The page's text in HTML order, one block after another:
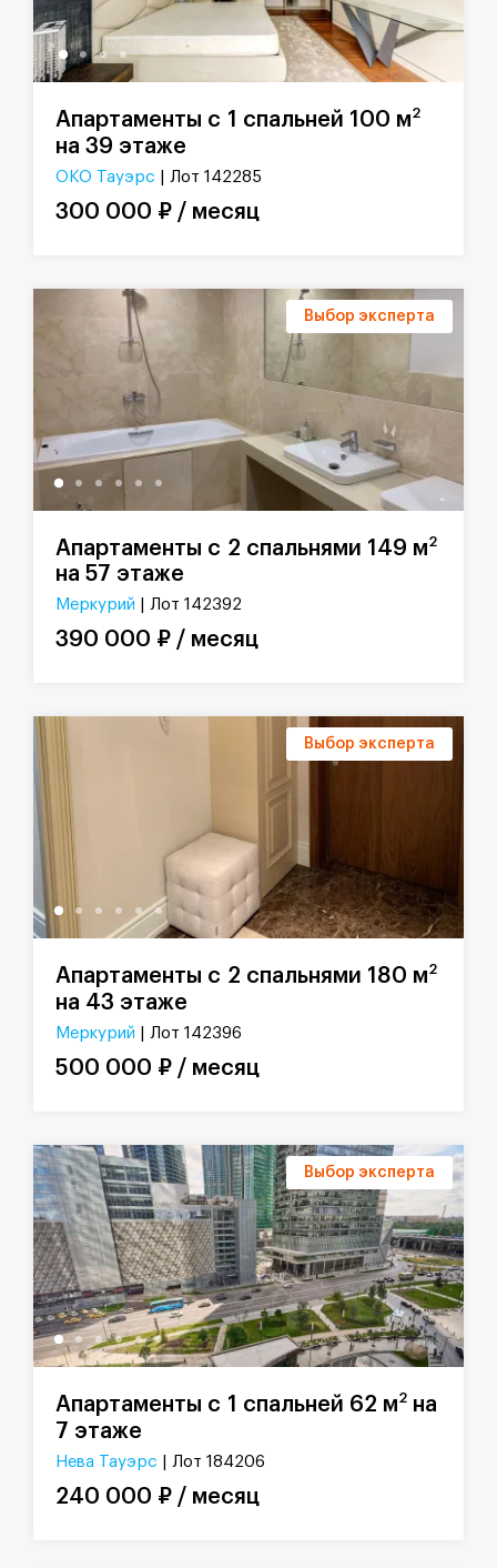
Апартаменты с 1 спальней 100 м2
на 39 этаже
ОКО Тауэрс | Лот 142285
300 000 ₽ / месяц
Выбор эксперта
Апартаменты с 2 спальнями 149 м2
на 57 этаже
Меркурий | Лот 142392
390 000 ₽ / месяц
Выбор эксперта
Апартаменты с 2 спальнями 180 м2
на 43 этаже
Меркурий | Лот 142396
500 000 ₽ / месяц
Выбор эксперта
Апартаменты с 1 спальней 62 м2 на
7 этаже
Нева Тауэрс | Лот 184206
240 000 ₽ / месяц